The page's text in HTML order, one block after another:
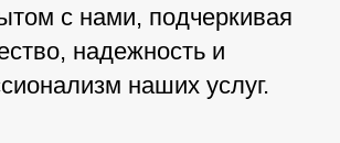
с нами, подчеркивая
надежность и
наших услуг.